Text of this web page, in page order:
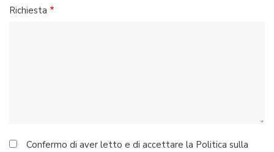
Richiesta
Confermo di aver letto e di accettare la Politica sulla